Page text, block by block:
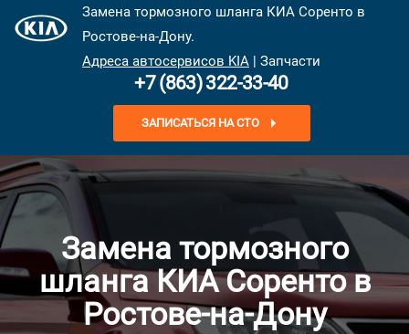
Замена тормозного шланга КИА Соренто в
Ростове-на-Дону.
Адреса автосервисов KIA | Запчасти
+7 (863) 322-33-40
ЗАПИСАТЬСЯ НА СТО
Замена тормозного
шланга КИА Соренто в
Ростове-на-Дону